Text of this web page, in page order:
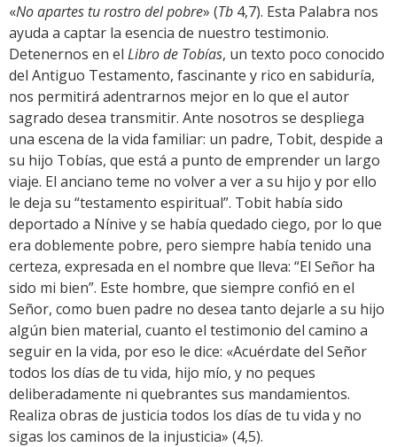
«No apartes tu rostro del pobre» (Tb 4,7). Esta Palabra nos
ayuda a captar la esencia de nuestro testimonio.
Detenernos en el Libro de Tobías, un texto poco conocido
del Antiguo Testamento, fascinante y rico en sabiduría,
nos permitirá adentrarnos mejor en lo que el autor
sagrado desea transmitir. Ante nosotros se despliega
una escena de la vida familiar: un padre, Tobit, despide a
su hijo Tobías, que está a punto de emprender un largo
viaje. El anciano teme no volver a ver a su hijo y por ello
le deja su “testamento espiritual”. Tobit había sido
deportado a Nínive y se había quedado ciego, por lo que
era doblemente pobre, pero siempre había tenido una
certeza, expresada en el nombre que lleva: “El Señor ha
sido mi bien”. Este hombre, que siempre confió en el
Señor, como buen padre no desea tanto dejarle a su hijo
algún bien material, cuanto el testimonio del camino a
seguir en la vida, por eso le dice: «Acuérdate del Señor
todos los días de tu vida, hijo mío, y no peques
deliberadamente ni quebrantes sus mandamientos.
Realiza obras de justicia todos los días de tu vida y no
sigas los caminos de la injusticia» (4,5).